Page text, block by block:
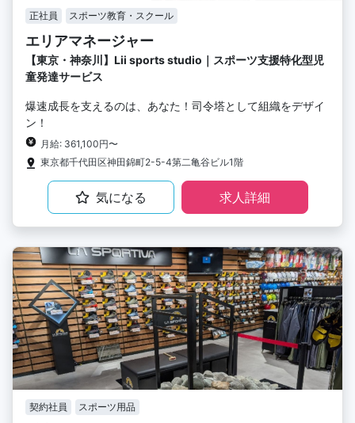
正社員 スポーツ教育・スクール
エリアマネージャー
【東京・神奈川】Lii sports studio｜スポーツ支援特化型児
童発達サービス
爆速成長を支えるのは、あなた！司令塔として組織をデザイ
ン！
月給: 361,100円〜
東京都千代田区神田錦町2-5-4第二亀谷ビル1階
気になる 求人詳細
契約社員 スポーツ用品